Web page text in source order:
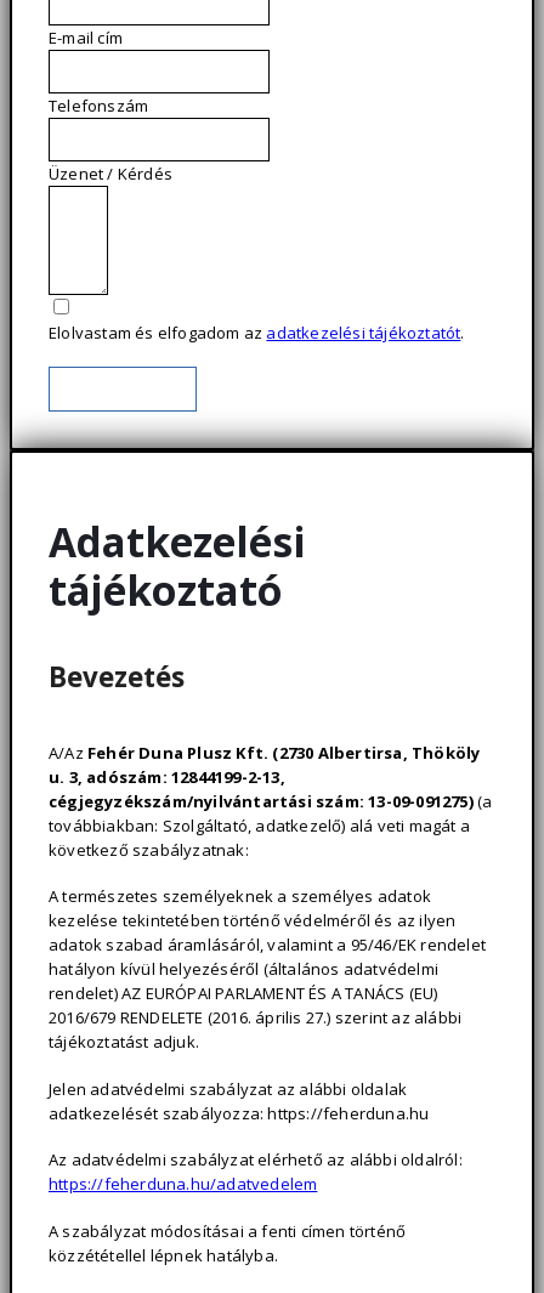
E-mail cím
Telefonszám
Üzenet / Kérdés
Elolvastam és elfogadom az adatkezelési tájékoztatót.
Adatkezelési
tájékoztató
Bevezetés
A/Az Fehér Duna Plusz Kft. (2730 Albertirsa, Thököly
u. 3, adószám: 12844199-2-13,
cégjegyzékszám/nyilvántartási szám: 13-09-091275)(a
továbbiakban: Szolgáltató, adatkezelő) alá veti magát a
következő szabályzatnak:
A természetes személyeknek a személyes adatok
kezelése tekintetében történő védelméről és az ilyen
adatok szabad áramlásáról, valamint a 95/46/EK rendelet
hatályon kívül helyezéséről (általános adatvédelmi
rendelet) AZ EURÓPAI PARLAMENT ÉS A TANÁCS (EU)
2016/679 RENDELETE (2016. április 27.) szerint az alábbi
tájékoztatást adjuk.
Jelen adatvédelmi szabályzat az alábbi oldalak
adatkezelését szabályozza: https://feherduna.hu
Az adatvédelmi szabályzat elérhető az alábbi oldalról:
https://feherduna.hu/adatvedelem
A szabályzat módosításai a fenti címen történő
közzététellel lépnek hatályba.